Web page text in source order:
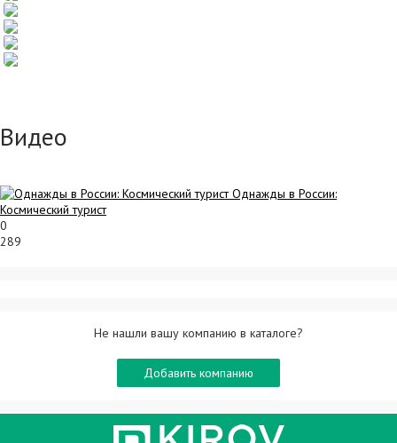
Видео
Однажды в России:
Космический турист
0
289
Не нашли вашу компанию в каталоге?
Добавить компанию